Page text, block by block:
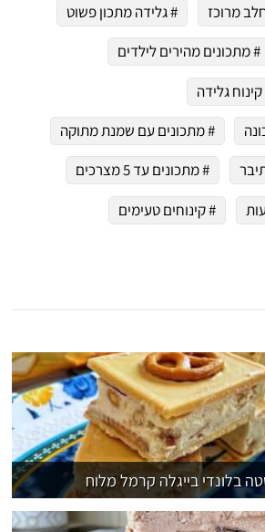
מרוכז
# גלידה מתכון פשוט
# מתכונים מהירים לילדים
גלידה
# מתכונים עם שמנת מתוקה
# מתכונים עד 5 מצרכים
# קינוחים טעימים
בלונדי בייגלה קרמל מלוח